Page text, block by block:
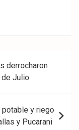
derrocharon
de Julio
potable y riego
y Pucarani